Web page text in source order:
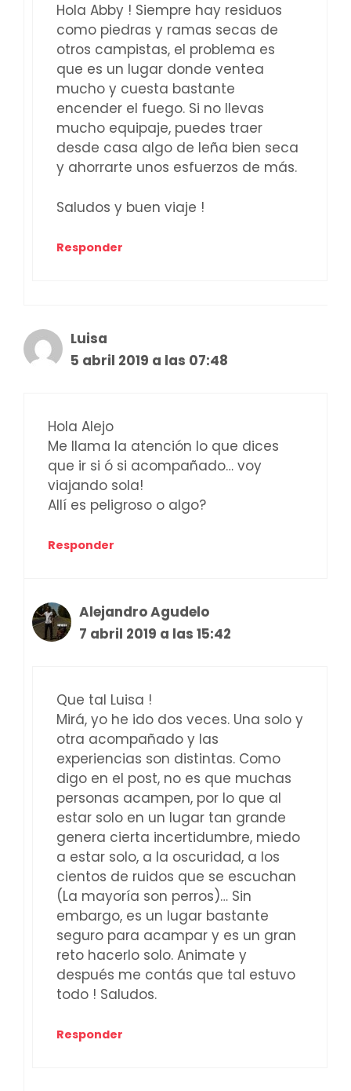
Hola Abby ! Siempre hay residuos
como piedras y ramas secas de
otros campistas, el problema es
que es un lugar donde ventea
mucho y cuesta bastante
encender el fuego. Si no llevas
mucho equipaje, puedes traer
desde casa algo de leña bien seca
y ahorrarte unos esfuerzos de más.
Saludos y buen viaje !
Responder
Luisa
5 abril 2019 a las 07:48
Hola Alejo
Me llama la atención lo que dices
que ir si ó si acompañado… voy
viajando sola!
Allí es peligroso o algo?
Responder
Alejandro Agudelo
7 abril 2019 a las 15:42
Que tal Luisa !
Mirá, yo he ido dos veces. Una solo y
otra acompañado y las
experiencias son distintas. Como
digo en el post, no es que muchas
personas acampen, por lo que al
estar solo en un lugar tan grande
genera cierta incertidumbre, miedo
a estar solo, a la oscuridad, a los
cientos de ruidos que se escuchan
(La mayoría son perros)… Sin
embargo, es un lugar bastante
seguro para acampar y es un gran
reto hacerlo solo. Animate y
después me contás que tal estuvo
todo ! Saludos.
Responder